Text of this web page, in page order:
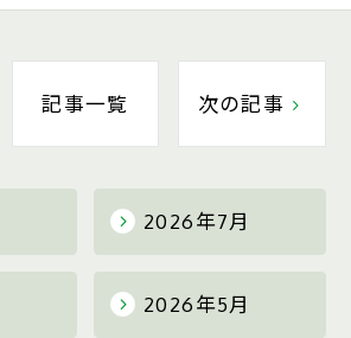
2026年7月
2026年5月
記事一覧 次の記事